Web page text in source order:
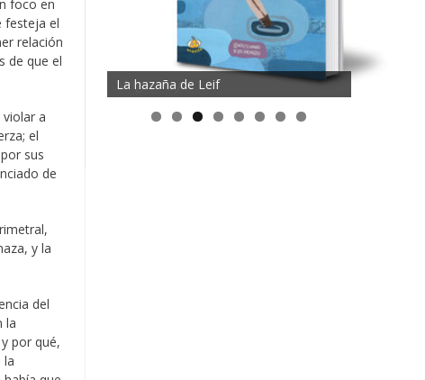
foco en
festeja el
relación
de que el
a
el
sus
de
y la
del
la
por qué,
la
Magia mayor